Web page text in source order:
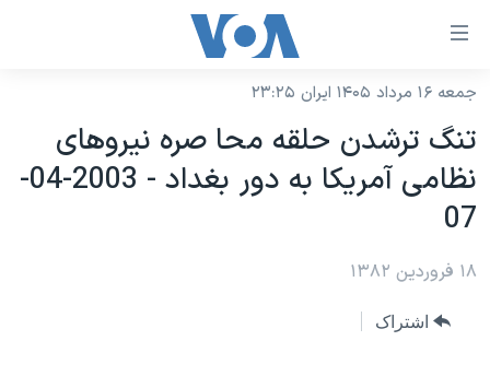
لینکهای
دسترسی
جهش
محتوای
اصلی
به
صفحه
نسخه سبک وب‌سایت
موضوع ها
آمریکا
جهان
برنامه های تلویزیونی
جدول برنامه ها
صفحه‌های ویژه
جمعه ۱۶ مرداد ۱۴۰۵ ایران ۲۳:۲۵
تنگ ترشدن حلقه محا صره نيروهای
نظامی آمريکا به دور بغداد - 2003-04-
07
۱۸ فروردین ۱۳۸۲
اشتراک